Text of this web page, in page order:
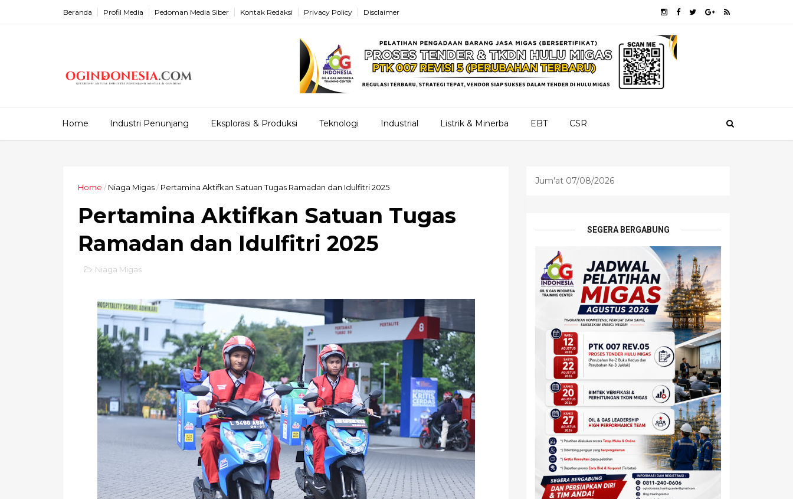
Beranda Profil Media Pedoman Media Siber Kontak Redaksi Privacy Policy Disclaimer
Home Industri Penunjang Eksplorasi & Produksi Teknologi Industrial Listrik & Minerba EBT CSR
Home / Niaga Migas/ Pertamina Aktifkan Satuan Tugas Ramadan dan Idulfitri 2025
Pertamina Aktifkan Satuan Tugas
Ramadan dan Idulfitri 2025
Niaga Migas
Jum'at 07/08/2026
SEGERA BERGABUNG